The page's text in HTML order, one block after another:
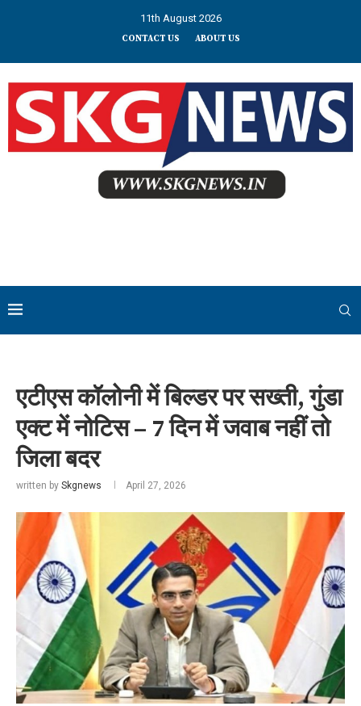
11th August 2026
CONTACT US ABOUT US
एटीएस कॉलोनी में बिल्डर पर सख्ती, गुंडा
एक्ट में नोटिस – 7 दिन में जवाब नहीं तो
जिला बदर
written by Skgnews April 27, 2026